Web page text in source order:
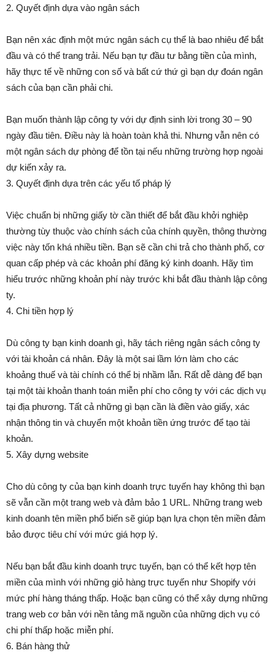
2. Quyết định dựa vào ngân sách
Bạn nên xác định một mức ngân sách cụ thể là bao nhiêu để bắt
đầu và có thể trang trải. Nếu bạn tự đầu tư bằng tiền của mình,
hãy thực tế về những con số và bất cứ thứ gì bạn dự đoán ngân
sách của bạn cần phải chi.
Bạn muốn thành lập công ty với dự định sinh lời trong 30 – 90
ngày đầu tiên. Điều này là hoàn toàn khả thi. Nhưng vẫn nên có
một ngân sách dự phòng để tồn tại nếu những trường hợp ngoài
dự kiến xảy ra.
3. Quyết định dựa trên các yếu tố pháp lý
Việc chuẩn bị những giấy tờ cần thiết để bắt đầu khởi nghiệp
thường tùy thuộc vào chính sách của chính quyền, thông thường
việc này tốn khá nhiều tiền. Bạn sẽ cần chi trả cho thành phố, cơ
quan cấp phép và các khoản phí đăng ký kinh doanh. Hãy tìm
hiểu trước những khoản phí này trước khi bắt đầu thành lập công
ty.
4. Chi tiền hợp lý
Dù công ty bạn kinh doanh gì, hãy tách riêng ngân sách công ty
với tài khoản cá nhân. Đây là một sai lầm lớn làm cho các
khoảng thuế và tài chính có thể bị nhầm lẫn. Rất dễ dàng để bạn
tại một tài khoản thanh toán miễn phí cho công ty với các dịch vụ
tại địa phương. Tất cả những gì bạn cần là điền vào giấy, xác
nhận thông tin và chuyển một khoản tiền ứng trước để tạo tài
khoản.
5. Xây dựng website
Cho dù công ty của bạn kinh doanh trực tuyến hay không thì bạn
sẽ vẫn cần một trang web và đảm bảo 1 URL. Những trang web
kinh doanh tên miền phổ biến sẽ giúp bạn lựa chọn tên miền đảm
bảo được tiêu chí với mức giá hợp lý.
Nếu bạn bắt đầu kinh doanh trực tuyến, bạn có thể kết hợp tên
miền của mình với những giỏ hàng trực tuyến như Shopify với
mức phí hàng tháng thấp. Hoặc bạn cũng có thể xây dựng những
trang web cơ bản với nền tảng mã nguồn của những dịch vụ có
chi phí thấp hoặc miễn phí.
6. Bán hàng thử